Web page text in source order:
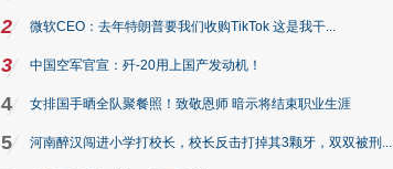
2 微软CEO：去年特朗普要我们收购TikTok 这是我干...
3 中国空军官宣：歼-20用上国产发动机！
4 女排国手晒全队聚餐照！致敬恩师 暗示将结束职业生涯
5 河南醉汉闯进小学打校长，校长反击打掉其3颗牙，双双被刑...